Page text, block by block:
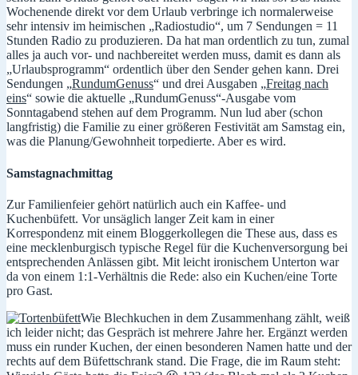
Wochenende direkt vor dem Urlaub verbringe ich normalerweise
sehr intensiv im heimischen „Radiostudio“, um 7 Sendungen = 11
Stunden Radio zu produzieren. Da hat man ordentlich zu tun, zumal
alles ja auch vor- und nachbereitet werden muss, damit es dann als
„Urlaubsprogramm“ ordentlich über den Sender gehen kann. Drei
Sendungen „RundumGenuss“ und drei Ausgaben „Freitag nach
eins“ sowie die aktuelle „RundumGenuss“-Ausgabe vom
Sonntagabend stehen auf dem Programm. Nun lud aber (schon
langfristig) die Familie zu einer größeren Festivität am Samstag ein,
was die Planung/Gewohnheit torpedierte. Aber es wird.
Samstagnachmittag
Zur Familienfeier gehört natürlich auch ein Kaffee- und
Kuchenbüfett. Vor unsäglich langer Zeit kam in einer
Korrespondenz mit einem Bloggerkollegen die These aus, dass es
eine mecklenburgisch typische Regel für die Kuchenversorgung bei
entsprechenden Anlässen gibt. Mit leicht ironischem Unterton war
da von einem 1:1-Verhältnis die Rede: also ein Kuchen/eine Torte
pro Gast.
Wie Blechkuchen in dem Zusammenhang zählt, weiß
ich leider nicht; das Gespräch ist mehrere Jahre her. Ergänzt werden
muss ein runder Kuchen, der einen besonderen Namen hatte und der
rechts auf dem Büfettschrank stand. Die Frage, die im Raum steht: